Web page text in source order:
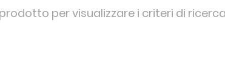
per visualizzare i criteri di